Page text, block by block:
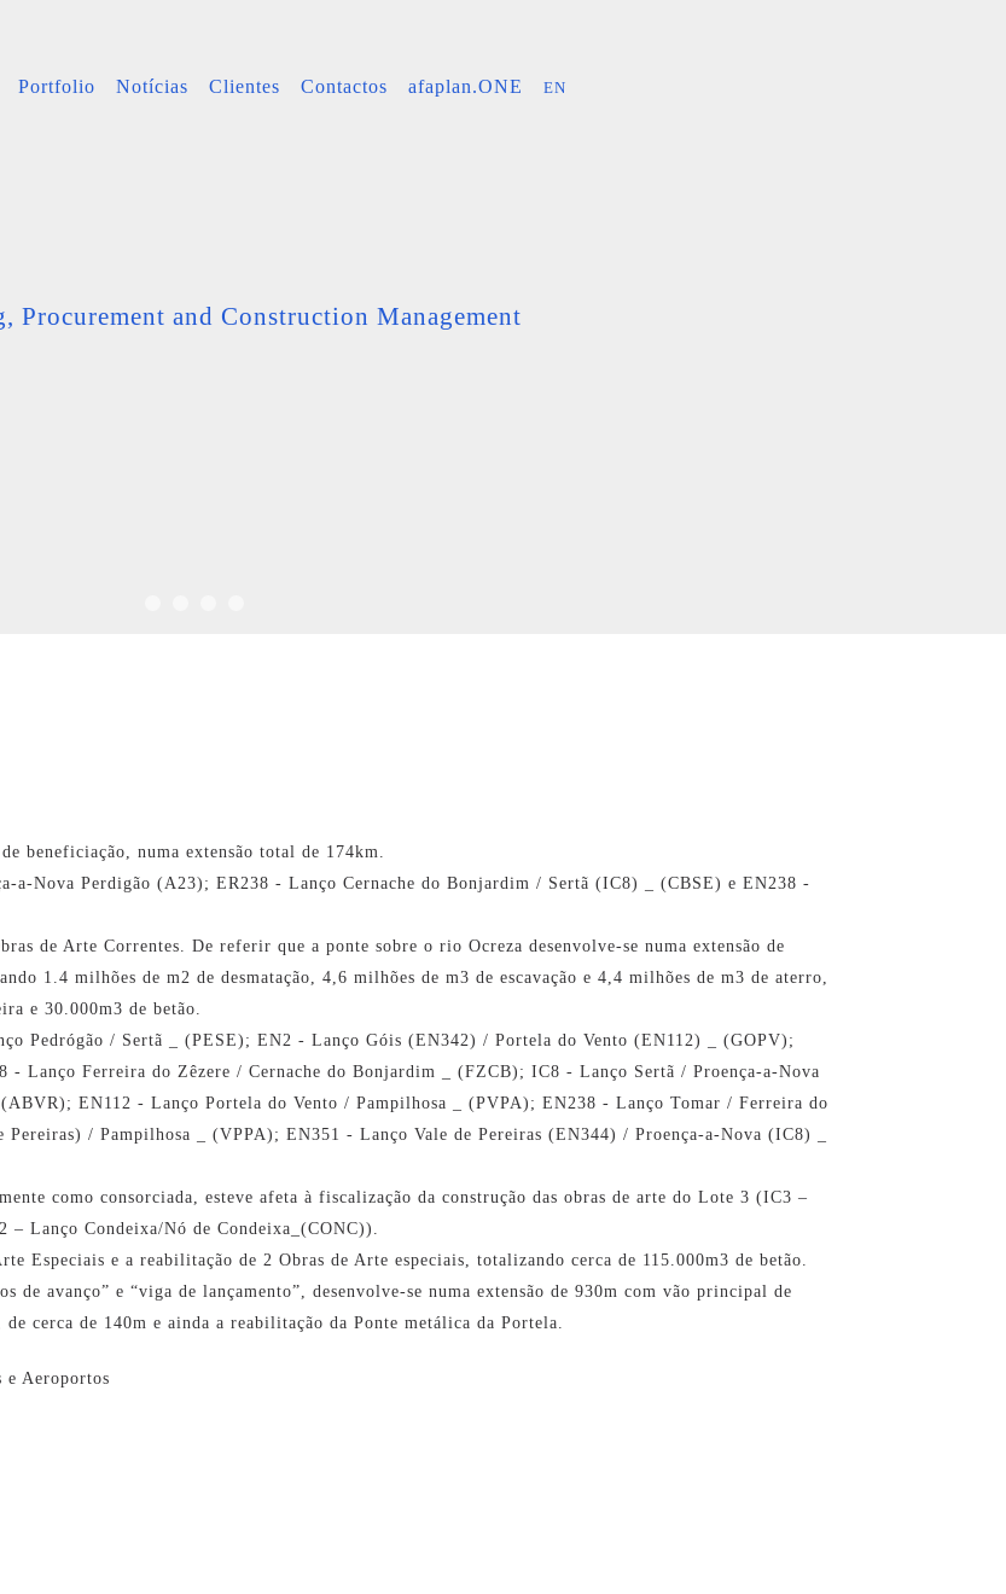
Portfolio Notícias Clientes Contactos afaplan.ONE EN
Procurement and Construction Management
beneficiação, numa extensão total de 174km.
a-Nova Perdigão (A23); ER238 - Lanço Cernache do Bonjardim / Sertã (IC8) _ (CBSE) e EN238 -
de Arte Correntes. De referir que a ponte sobre o rio Ocreza desenvolve-se numa extensão de
1.4 milhões de m2 de desmatação, 4,6 milhões de m3 de escavação e 4,4 milhões de m3 de aterro,
e 30.000m3 de betão.
Pedrógão / Sertã _ (PESE); EN2 - Lanço Góis (EN342) / Portela do Vento (EN112) _ (GOPV);
Lanço Ferreira do Zêzere / Cernache do Bonjardim _ (FZCB); IC8 - Lanço Sertã / Proença-a-Nova
EN112 - Lanço Portela do Vento / Pampilhosa _ (PVPA); EN238 - Lanço Tomar / Ferreira do
/ Pampilhosa _ (VPPA); EN351 - Lanço Vale de Pereiras (EN344) / Proença-a-Nova (IC8) _
como consorciada, esteve afeta à fiscalização da construção das obras de arte do Lote 3 (IC3 –
– Lanço Condeixa/Nó de Condeixa_(CONC)).
Especiais e a reabilitação de 2 Obras de Arte especiais, totalizando cerca de 115.000m3 de betão.
de avanço” e “viga de lançamento”, desenvolve-se numa extensão de 930m com vão principal de
cerca de 140m e ainda a reabilitação da Ponte metálica da Portela.
e Aeroportos